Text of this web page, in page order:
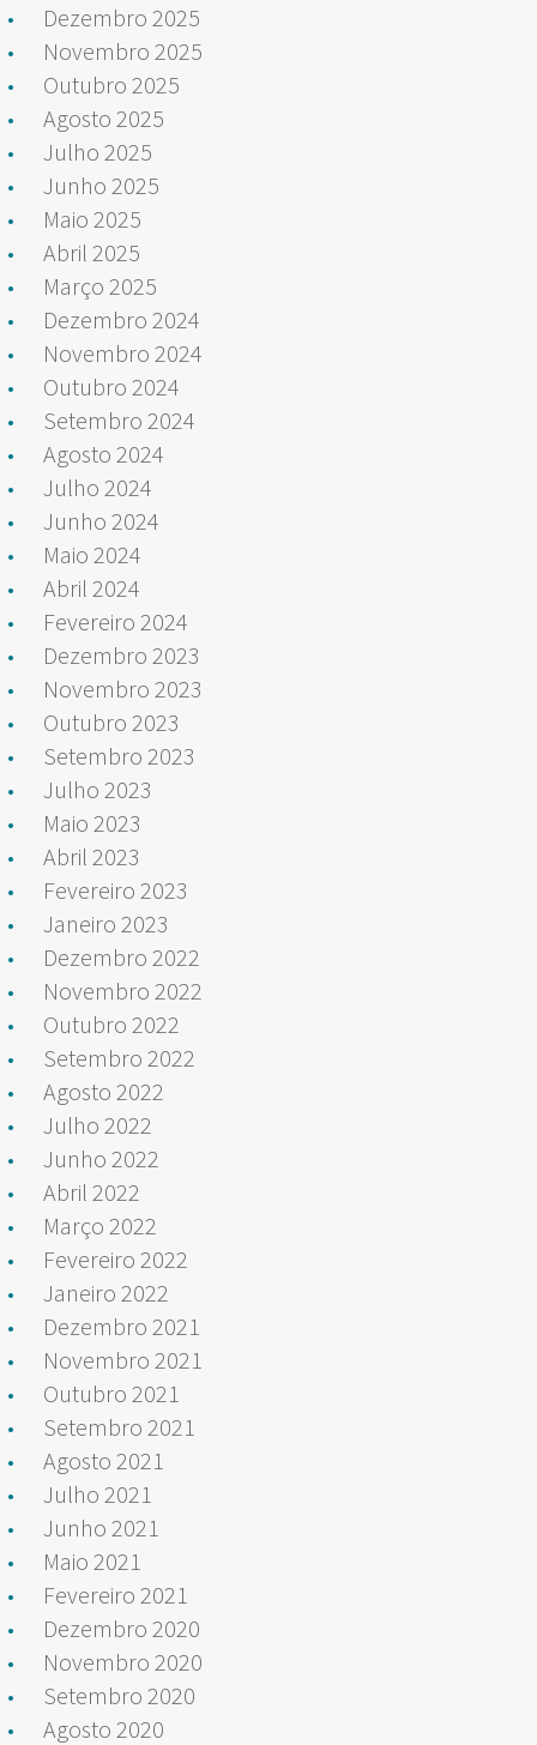
Dezembro 2025
Novembro 2025
Outubro 2025
Agosto 2025
Julho 2025
Junho 2025
Maio 2025
Abril 2025
Março 2025
Dezembro 2024
Novembro 2024
Outubro 2024
Setembro 2024
Agosto 2024
Julho 2024
Junho 2024
Maio 2024
Abril 2024
Fevereiro 2024
Dezembro 2023
Novembro 2023
Outubro 2023
Setembro 2023
Julho 2023
Maio 2023
Abril 2023
Fevereiro 2023
Janeiro 2023
Dezembro 2022
Novembro 2022
Outubro 2022
Setembro 2022
Agosto 2022
Julho 2022
Junho 2022
Abril 2022
Março 2022
Fevereiro 2022
Janeiro 2022
Dezembro 2021
Novembro 2021
Outubro 2021
Setembro 2021
Agosto 2021
Julho 2021
Junho 2021
Maio 2021
Fevereiro 2021
Dezembro 2020
Novembro 2020
Setembro 2020
Agosto 2020